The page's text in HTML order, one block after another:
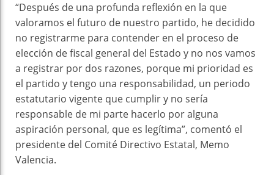
“Después de una profunda reflexión en la que
valoramos el futuro de nuestro partido, he decidido
no registrarme para contender en el proceso de
elección de fiscal general del Estado y no nos vamos
a registrar por dos razones, porque mi prioridad es
el partido y tengo una responsabilidad, un periodo
estatutario vigente que cumplir y no sería
responsable de mi parte hacerlo por alguna
aspiración personal, que es legítima”, comentó el
presidente del Comité Directivo Estatal, Memo
Valencia.